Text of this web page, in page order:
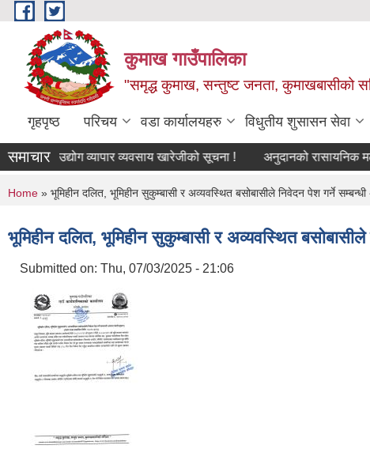
Skip to main content
कुमाख गाउँपालिका
"समृद्ध कुमाख, सन्तुष्ट जनता, कुमाखबासीको
गृहपृष्ठ परिचय वडा कार्यालयहरु विधुतीय शुसासन सेवा
समाचार
उद्योग व्यापार व्यवसाय खारेजीको सूचना ! अनुदानको रासायनिक मल
You are here
Home » भूमिहीन दलित, भूमिहीन सुकुम्बासी र अव्यवस्थित बसोबासीले निवेदन पेश गर्ने
भूमिहीन दलित, भूमिहीन सुकुम्बासी र अव्यवस्थित
Submitted on: Thu, 07/03/2025 - 21:06